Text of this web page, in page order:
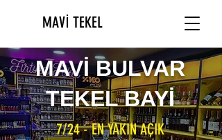
MAVİ TEKEL
MAVİ BULVAR
TEKEL BAYİ
7/24 - EN YAKIN AÇIK